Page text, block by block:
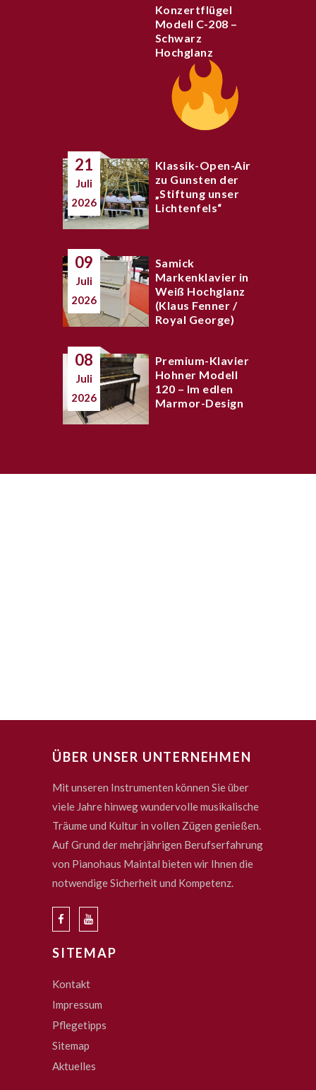
Konzertflügel
Modell C-208 –
Schwarz
Hochglanz
21
Juli
2026
Klassik-Open-Air
zu Gunsten der
„Stiftung unser
Lichtenfels“
09
Juli
2026
Samick
Markenklavier in
Weiß Hochglanz
(Klaus Fenner /
Royal George)
08
Juli
2026
Premium-Klavier
Hohner Modell
120 – Im edlen
Marmor-Design
ÜBER UNSER UNTERNEHMEN
Mit unseren Instrumenten können Sie über
viele Jahre hinweg wundervolle musikalische
Träume und Kultur in vollen Zügen genießen.
Auf Grund der mehrjährigen Berufserfahrung
von Pianohaus Maintal bieten wir Ihnen die
notwendige Sicherheit und Kompetenz.
SITEMAP
Kontakt
Impressum
Pflegetipps
Sitemap
Aktuelles